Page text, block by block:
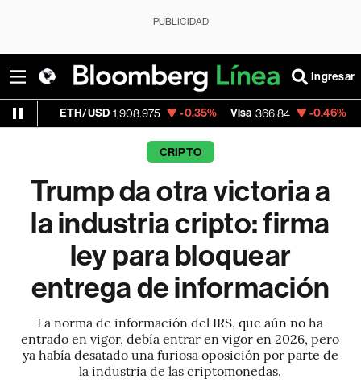
PUBLICIDAD
Ingresar
1,908.975 -0.35% Visa 366.84 -0.46%
CRIPTO
Trump da otra victoria a
la industria cripto: firma
ley para bloquear
entrega de información
La norma de información del IRS, que aún no ha
entrado en vigor, debía entrar en vigor en 2026, pero
ya había desatado una furiosa oposición por parte de
la industria de las criptomonedas.